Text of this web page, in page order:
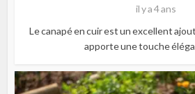
il y a 4 ans
Le canapé en cuir est un excellent
apporte une touche